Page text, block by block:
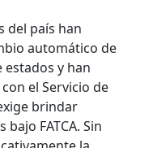
del país han
automático de
y han
el Servicio de
brindar
FATCA. Sin